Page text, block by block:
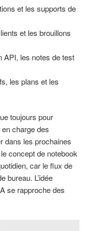
et les supports de
et les brouillons
API, les notes de test
les plans et les
toujours pour
en charge des
dans les prochaines
concept de notebook
car le flux de
bureau. L’idée
se rapproche des